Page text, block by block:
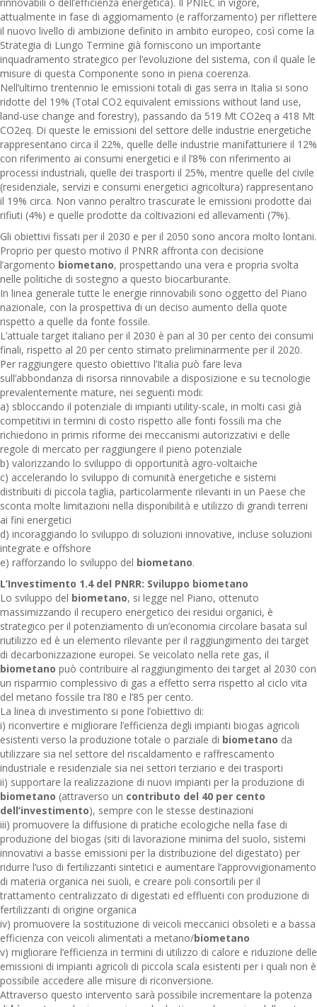
attualmente in fase di aggiornamento (e rafforzamento) per riflettere
il nuovo livello di ambizione definito in ambito europeo, così come la
Strategia di Lungo Termine già forniscono un importante
inquadramento strategico per l’evoluzione del sistema, con il quale le
misure di questa Componente sono in piena coerenza.
Nell’ultimo trentennio le emissioni totali di gas serra in Italia si sono
ridotte del 19% (Total CO2 equivalent emissions without land use,
land-use change and forestry), passando da 519 Mt CO2eq a 418 Mt
CO2eq. Di queste le emissioni del settore delle industrie energetiche
rappresentano circa il 22%, quelle delle industrie manifatturiere il 12%
con riferimento ai consumi energetici e il l’8% con riferimento ai
processi industriali, quelle dei trasporti il 25%, mentre quelle del civile
(residenziale, servizi e consumi energetici agricoltura) rappresentano
il 19% circa. Non vanno peraltro trascurate le emissioni prodotte dai
rifiuti (4%) e quelle prodotte da coltivazioni ed allevamenti (7%).
Gli obiettivi fissati per il 2030 e per il 2050 sono ancora molto lontani.
Proprio per questo motivo il PNRR affronta con decisione
l’argomento biometano, prospettando una vera e propria svolta
nelle politiche di sostegno a questo biocarburante.
In linea generale tutte le energie rinnovabili sono oggetto del Piano
nazionale, con la prospettiva di un deciso aumento della quote
rispetto a quelle da fonte fossile.
L’attuale target italiano per il 2030 è pari al 30 per cento dei consumi
finali, rispetto al 20 per cento stimato preliminarmente per il 2020.
Per raggiungere questo obiettivo l’Italia può fare leva
sull’abbondanza di risorsa rinnovabile a disposizione e su tecnologie
prevalentemente mature, nei seguenti modi:
a) sbloccando il potenziale di impianti utility-scale, in molti casi già
competitivi in termini di costo rispetto alle fonti fossili ma che
richiedono in primis riforme dei meccanismi autorizzativi e delle
regole di mercato per raggiungere il pieno potenziale
b) valorizzando lo sviluppo di opportunità agro-voltaiche
c) accelerando lo sviluppo di comunità energetiche e sistemi
distribuiti di piccola taglia, particolarmente rilevanti in un Paese che
sconta molte limitazioni nella disponibilità e utilizzo di grandi terreni
ai fini energetici
d) incoraggiando lo sviluppo di soluzioni innovative, incluse soluzioni
integrate e offshore
e) rafforzando lo sviluppo del biometano.
L’Investimento 1.4 del PNRR: Sviluppo biometano
Lo sviluppo del biometano, si legge nel Piano, ottenuto
massimizzando il recupero energetico dei residui organici, è
strategico per il potenziamento di un’economia circolare basata sul
riutilizzo ed è un elemento rilevante per il raggiungimento dei target
di decarbonizzazione europei. Se veicolato nella rete gas, il
biometano può contribuire al raggiungimento dei target al 2030 con
un risparmio complessivo di gas a effetto serra rispetto al ciclo vita
del metano fossile tra l’80 e l’85 per cento.
La linea di investimento si pone l’obiettivo di:
i) riconvertire e migliorare l’efficienza degli impianti biogas agricoli
esistenti verso la produzione totale o parziale di biometano da
utilizzare sia nel settore del riscaldamento e raffrescamento
industriale e residenziale sia nei settori terziario e dei trasporti
ii) supportare la realizzazione di nuovi impianti per la produzione di
biometano (attraverso un contributo del 40 per cento
dell’investimento), sempre con le stesse destinazioni
iii) promuovere la diffusione di pratiche ecologiche nella fase di
produzione del biogas (siti di lavorazione minima del suolo, sistemi
innovativi a basse emissioni per la distribuzione del digestato) per
ridurre l’uso di fertilizzanti sintetici e aumentare l’approvvigionamento
di materia organica nei suoli, e creare poli consortili per il
trattamento centralizzato di digestati ed effluenti con produzione di
fertilizzanti di origine organica
iv) promuovere la sostituzione di veicoli meccanici obsoleti e a bassa
efficienza con veicoli alimentati a metano/biometano
v) migliorare l’efficienza in termini di utilizzo di calore e riduzione delle
emissioni di impianti agricoli di piccola scala esistenti per i quali non è
possibile accedere alle misure di riconversione.
Attraverso questo intervento sarà possibile incrementare la potenza